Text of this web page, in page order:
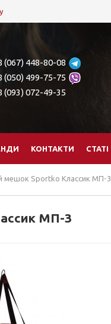
(067) 448-80-08
(050) 499-75-75
(093) 072-49-35
КОНТАКТИ СТАТІ
мешок Sportko Классик МП-3
МП-3